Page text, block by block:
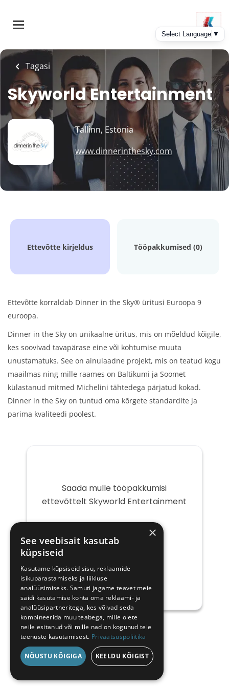
main
Tagasi
Skyworld Entertainment
Tallinn, Estonia
www.dinnerinthesky.com
Ettevõtte kirjeldus Tööpakkumised (0)
Ettevõtte korraldab Dinner in the Sky® üritusi Euroopa 9
euroopa.
Dinner in the Sky on unikaalne üritus, mis on mõeldud kõigile,
kes soovivad tavapärase eine või kohtumise muuta
unustamatuks. See on ainulaadne projekt, mis on teatud kogu
maailmas ning mille raames on Baltikumi ja Soomet
külastanud mitmed Michelini tähtedega pärjatud kokad.
Dinner in the Sky on tuntud oma kõrgete standardite ja
parima kvaliteedi poolest.
Saada mulle tööpakkumisi
ettevõttelt Skyworld Entertainment
post
×
See veebisait kasutab
küpsiseid
Kasutame küpsiseid sisu, reklaamide
isikupärastamiseks ja liikluse
analüüsimiseks. Samuti jagame teavet meie
saidi kasutamise kohta oma reklaami- ja
analüüsipartneritega, kes võivad seda
kombineerida muu teabega, mille olete
neile esitanud või mille nad on kogunud teie
teenuste kasutamisest. Privaatsuspoliitika
NÕUSTU KÕIGIGA KEELDU KÕIGIST